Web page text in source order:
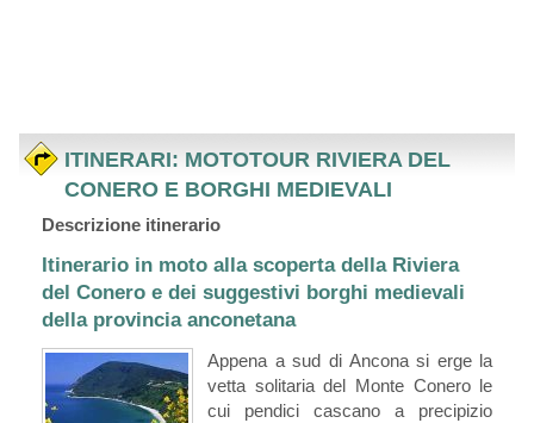
ITINERARI: MOTOTOUR RIVIERA DEL
CONERO E BORGHI MEDIEVALI
Descrizione itinerario
Itinerario in moto alla scoperta della Riviera
del Conero e dei suggestivi borghi medievali
della provincia anconetana
Appena a sud di Ancona si erge la
vetta solitaria del Monte Conero le
cui pendici cascano a precipizio